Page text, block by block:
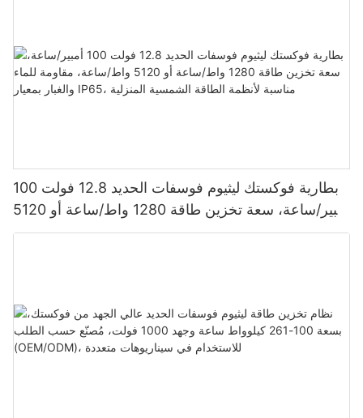
بطارية فوكستك ليثيوم فوسفات الحديد 12.8 فولت 100
أمبير/ساعة، سعة تخزين طاقة 1280 واط/ساعة أو 5120
واط/ساعة، مقاومة للماء والغبار بمعيار IP65، مناسبة